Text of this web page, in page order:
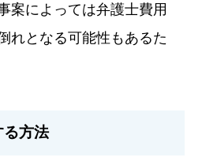
案によっては弁護士費用
れとなる可能性もあるた
る方法